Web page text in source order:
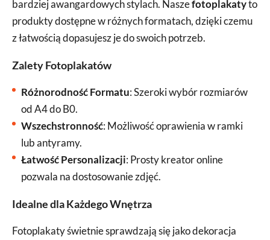
bardziej awangardowych stylach. Naszefotoplakatyto
produkty dostępne w różnych formatach, dzięki czemu
z łatwością dopasujesz je do swoich potrzeb.
Zalety Fotoplakatów
Różnorodność Formatu: Szeroki wybór rozmiarów
od A4 do B0.
Wszechstronność: Możliwość oprawienia w ramki
lub antyramy.
Łatwość Personalizacji: Prosty kreator online
pozwala na dostosowanie zdjęć.
Idealne dla Każdego Wnętrza
Fotoplakaty świetnie sprawdzają się jako dekoracja